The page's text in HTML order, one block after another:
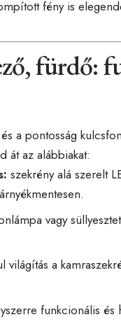
fény is
fürdő:
a pontosság
át az alábbiakat:
szekrény alá szerelt
vagy
világítás a
funkcionális